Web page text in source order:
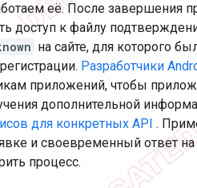
её. После завершения
доступ к файлу
на сайте, для которого
Разработчики
приложений, чтобы
дополнительной
для конкретных API .
и своевременный ответ
процесс.